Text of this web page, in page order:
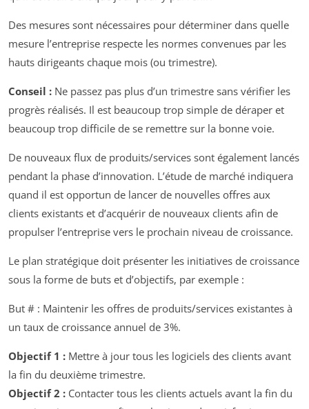
Des mesures sont nécessaires pour déterminer dans quelle
mesure l’entreprise respecte les normes convenues par les
hauts dirigeants chaque mois (ou trimestre).
Conseil : Ne passez pas plus d’un trimestre sans vérifier les
progrès réalisés. Il est beaucoup trop simple de déraper et
beaucoup trop difficile de se remettre sur la bonne voie.
De nouveaux flux de produits/services sont également lancés
pendant la phase d’innovation. L’étude de marché indiquera
quand il est opportun de lancer de nouvelles offres aux
clients existants et d’acquérir de nouveaux clients afin de
propulser l’entreprise vers le prochain niveau de croissance.
Le plan stratégique doit présenter les initiatives de croissance
sous la forme de buts et d’objectifs, par exemple :
But # : Maintenir les offres de produits/services existantes à
un taux de croissance annuel de 3%.
Objectif 1 : Mettre à jour tous les logiciels des clients avant
la fin du deuxième trimestre.
Objectif 2 : Contacter tous les clients actuels avant la fin du